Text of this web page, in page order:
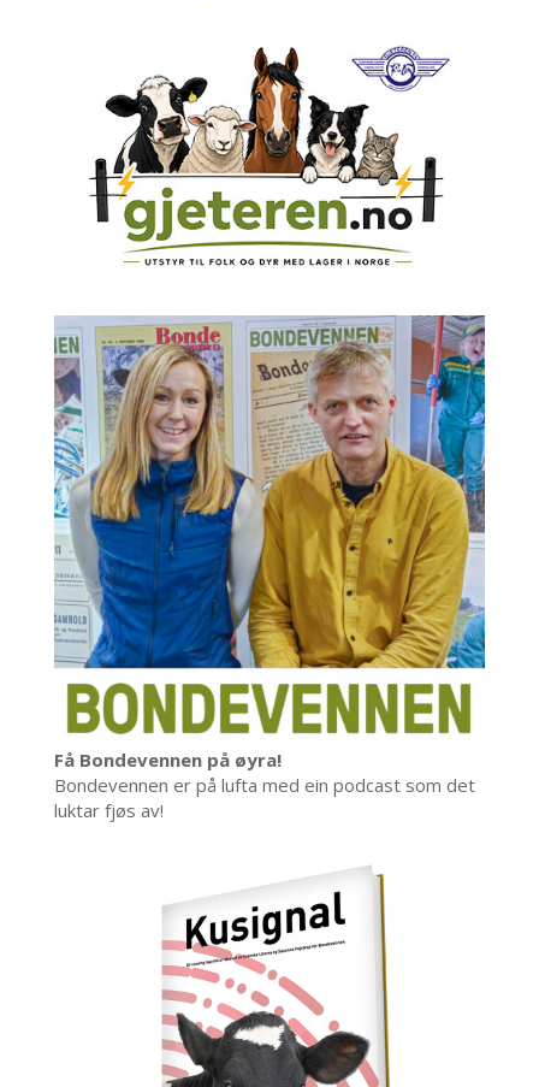
Få Bondevennen på øyra!
Bondevennen er på lufta med ein podcast som det
luktar fjøs av!